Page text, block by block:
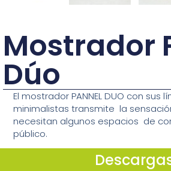
Mostrador
Dúo
El mostrador PANNEL DUO con sus
minimalistas transmite la
necesitan algunos espacios de
público.